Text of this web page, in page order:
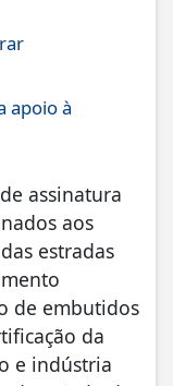
apoio à
assinatura
aos
estradas
de embutidos
da
e indústria